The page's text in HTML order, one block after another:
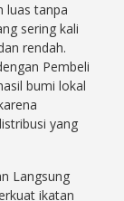
luas tanpa
sering kali
rendah.
Pembeli
bumi lokal
yang
Langsung
ikatan